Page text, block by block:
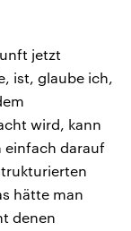
jetzt
ist, glaube ich,
wird, kann
einfach darauf
hätte man
denen